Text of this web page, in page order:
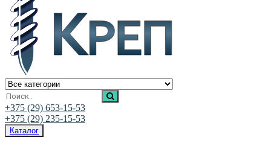
Ивалис Креп
Магазин нержавеющего крепежа
+375 (29) 653-15-53
+375 (29) 235-15-53
Каталог